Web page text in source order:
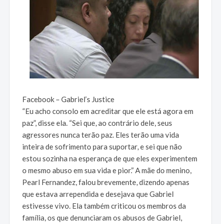
Facebook – Gabriel’s Justice
“Eu acho consolo em acreditar que ele está agora em
paz”, disse ela. “Sei que, ao contrário dele, seus
agressores nunca terão paz. Eles terão uma vida
inteira de sofrimento para suportar, e sei que não
estou sozinha na esperança de que eles experimentem
o mesmo abuso em sua vida e pior.” A mãe do menino,
Pearl Fernandez, falou brevemente, dizendo apenas
que estava arrependida e desejava que Gabriel
estivesse vivo. Ela também criticou os membros da
família, os que denunciaram os abusos de Gabriel,